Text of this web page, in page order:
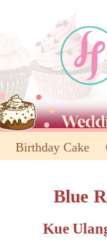
Birthday Cake
Blue
Kue